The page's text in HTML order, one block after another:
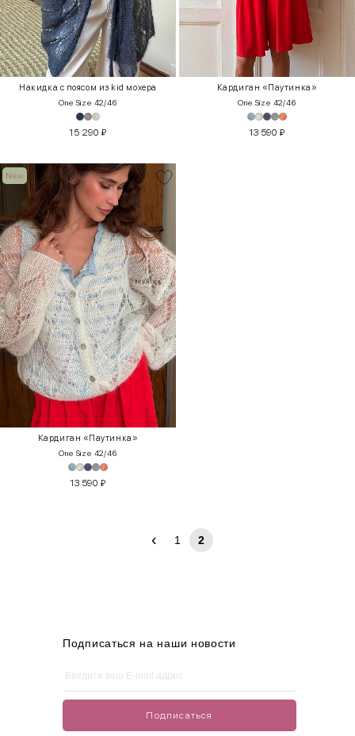
Накидка с поясом из kid мохера
One Size 42/46
15 290 ₽
Кардиган «Паутинка»
One Size 42/46
13 590 ₽
New
Кардиган «Паутинка»
One Size 42/46
13 590 ₽
‹ 1 2
Подписаться на наши новости
Подписаться